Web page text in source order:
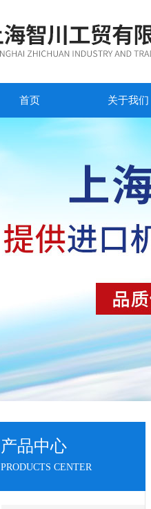
首页 关于我们
产品中心
PRODUCTS CENTER